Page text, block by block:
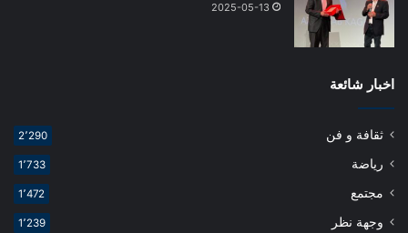
2025-05-13
اخبار شائعة
ثقافة و فن 2٬290
رياضة 1٬733
مجتمع 1٬472
وجهة نظر 1٬239